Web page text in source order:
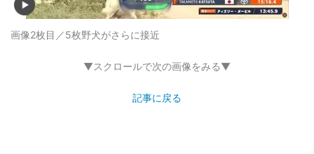
画像2枚目／5枚野犬がさらに接近
▼スクロールで次の画像をみる▼
記事に戻る